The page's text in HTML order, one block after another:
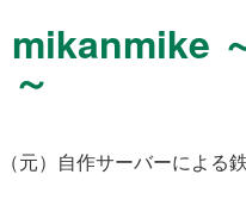
mikanmike
～
（元）自作サーバーによる